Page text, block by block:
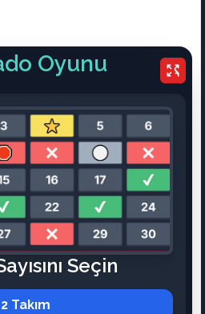
Oyunu
Seçin
2 Takım